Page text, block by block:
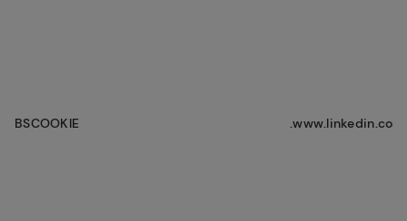
BSCOOKIE .www.linkedin.com